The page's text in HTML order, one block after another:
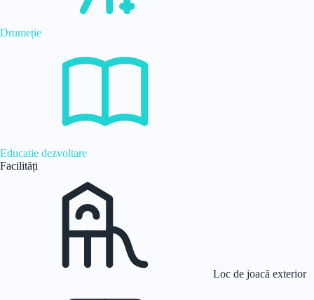
Drumeție
Educatie dezvoltare
Facilități
Loc de joacă exterior